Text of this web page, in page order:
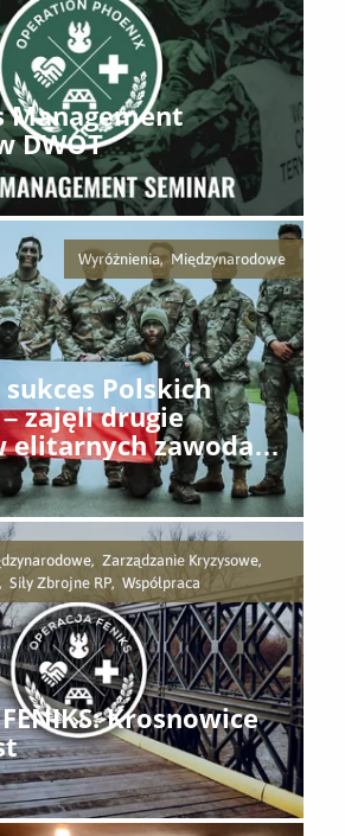
Management
DWOT
Wyróżnienia, Międzynarodowe
Polskich
zajęli drugie
elitarnych zawodach
Zarządzanie Kryzysowe,
Siły Zbrojne RP, Współpraca
Krosnowice